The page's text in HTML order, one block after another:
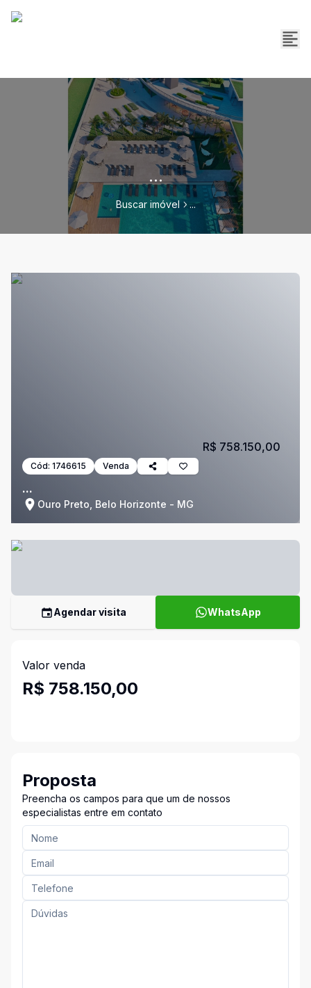
...
Buscar imóvel ...
Cód: 1746615 Venda
...
Ouro Preto, Belo Horizonte - MG
R$ 758.150,00
Agendar visita WhatsApp
Valor venda
R$ 758.150,00
Proposta
Preencha os campos para que um de nossos
especialistas entre em contato